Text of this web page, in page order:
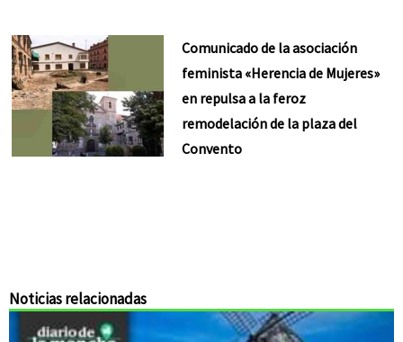
Comunicado de la asociación
feminista «Herencia de Mujeres»
en repulsa a la feroz
remodelación de la plaza del
Convento
Noticias relacionadas